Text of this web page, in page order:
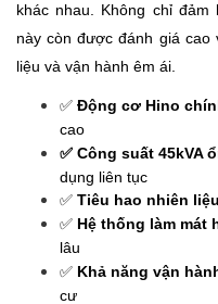
khác nhau. Không chỉ
này còn được đánh giá cao
liệu và vận hành êm ái.
✅ Động cơ Hino
cao
✅ Công suất 45kVA
dụng liên tục
✅ Tiêu hao nhiên
✅ Hệ thống làm mát
lâu
✅ Khả năng vận
cư